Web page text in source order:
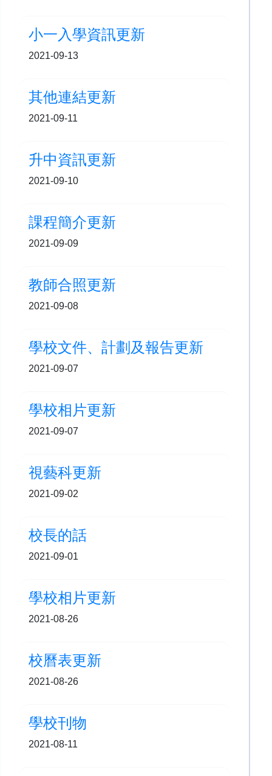
小一入學資訊更新
2021-09-13
其他連結更新
2021-09-11
升中資訊更新
2021-09-10
課程簡介更新
2021-09-09
教師合照更新
2021-09-08
學校文件、計劃及報告更新
2021-09-07
學校相片更新
2021-09-07
視藝科更新
2021-09-02
校長的話
2021-09-01
學校相片更新
2021-08-26
校曆表更新
2021-08-26
學校刊物
2021-08-11